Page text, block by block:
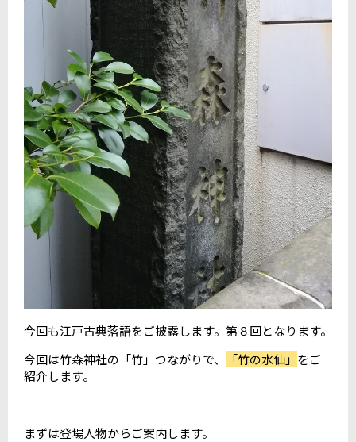
今回も江戸古典落語をご披露します。第８回となります。
今回は竹森神社の「竹」つながりで、
「竹の水仙」 をご
紹介します。
まずは登場人物からご案内します。